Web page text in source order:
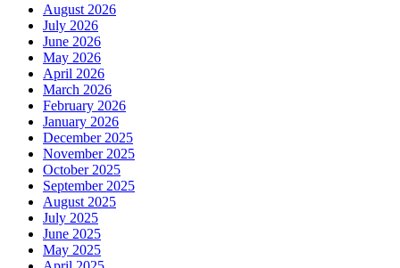
August 2026
July 2026
June 2026
May 2026
April 2026
March 2026
February 2026
January 2026
December 2025
November 2025
October 2025
September 2025
August 2025
July 2025
June 2025
May 2025